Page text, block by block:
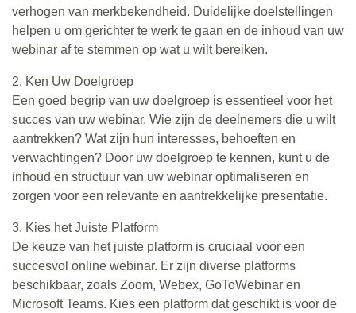
verhogen van merkbekendheid. Duidelijke doelstellingen
helpen u om gerichter te werk te gaan en de inhoud van uw
webinar af te stemmen op wat u wilt bereiken.
2. Ken Uw Doelgroep
Een goed begrip van uw doelgroep is essentieel voor het
succes van uw webinar. Wie zijn de deelnemers die u wilt
aantrekken? Wat zijn hun interesses, behoeften en
verwachtingen? Door uw doelgroep te kennen, kunt u de
inhoud en structuur van uw webinar optimaliseren en
zorgen voor een relevante en aantrekkelijke presentatie.
3. Kies het Juiste Platform
De keuze van het juiste platform is cruciaal voor een
succesvol online webinar. Er zijn diverse platforms
beschikbaar, zoals Zoom, Webex, GoToWebinar en
Microsoft Teams. Kies een platform dat geschikt is voor de